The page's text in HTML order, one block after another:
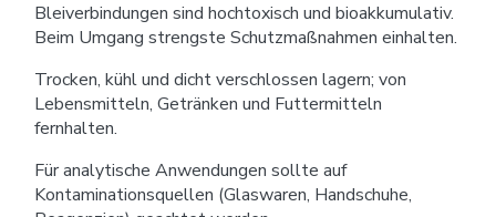
Bleiverbindungen sind hochtoxisch und bioakkumulativ.
Beim Umgang strengste Schutzmaßnahmen einhalten.
Trocken, kühl und dicht verschlossen lagern; von
Lebensmitteln, Getränken und Futtermitteln
fernhalten.
Für analytische Anwendungen sollte auf
Kontaminationsquellen (Glaswaren, Handschuhe,